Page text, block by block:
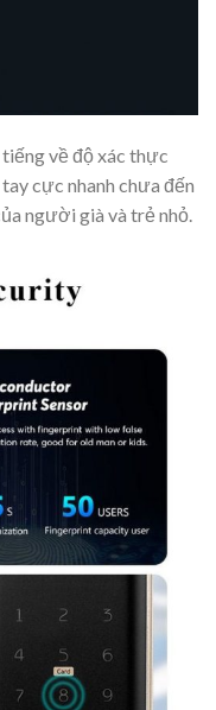
về độ xác thực
cực nhanh chưa đến
người già và trẻ nhỏ.